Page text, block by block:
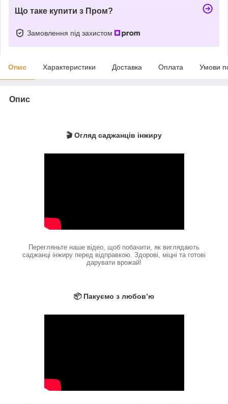
Що таке купити з Пром?
Замовлення під захистом
Опис Характеристики Доставка Оплата Умови
Опис
🎬 Огляд саджанців інжиру
Перегляньте наше відео, щоб побачити, як виглядають
саджанці інжиру перед відправкою. Здорові, міцні та готові
дарувати врожай!
📦 Пакуємо з любов’ю